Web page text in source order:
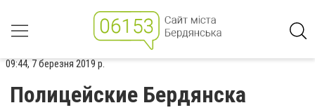
09:44, 7 березня 2019 р.
Полицейские Бердянска